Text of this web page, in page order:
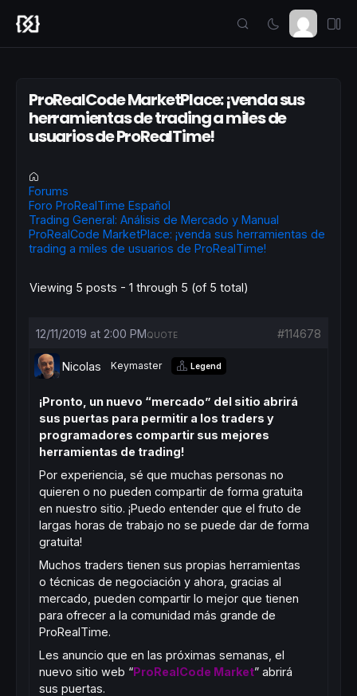
ProRealCode MarketPlace: ¡venda sus
herramientas de trading a miles de
usuarios de ProRealTime!
Forums
Foro ProRealTime Español
Trading General: Análisis de Mercado y Manual
ProRealCode MarketPlace: ¡venda sus herramientas de
trading a miles de usuarios de ProRealTime!
Viewing 5 posts - 1 through 5 (of 5 total)
12/11/2019 at 2:00 PM #114678
QUOTE
Nicolas Keymaster Legend
¡Pronto, un nuevo “mercado” del sitio abrirá
sus puertas para permitir a los traders y
programadores compartir sus mejores
herramientas de trading!
Por experiencia, sé que muchas personas no
quieren o no pueden compartir de forma gratuita
en nuestro sitio. ¡Puedo entender que el fruto de
largas horas de trabajo no se puede dar de forma
gratuita!
Muchos traders tienen sus propias herramientas
o técnicas de negociación y ahora, gracias al
mercado, pueden compartir lo mejor que tienen
para ofrecer a la comunidad más grande de
ProRealTime.
Les anuncio que en las próximas semanas, el
nuevo sitio web “ProRealCode Market” abrirá
sus puertas.